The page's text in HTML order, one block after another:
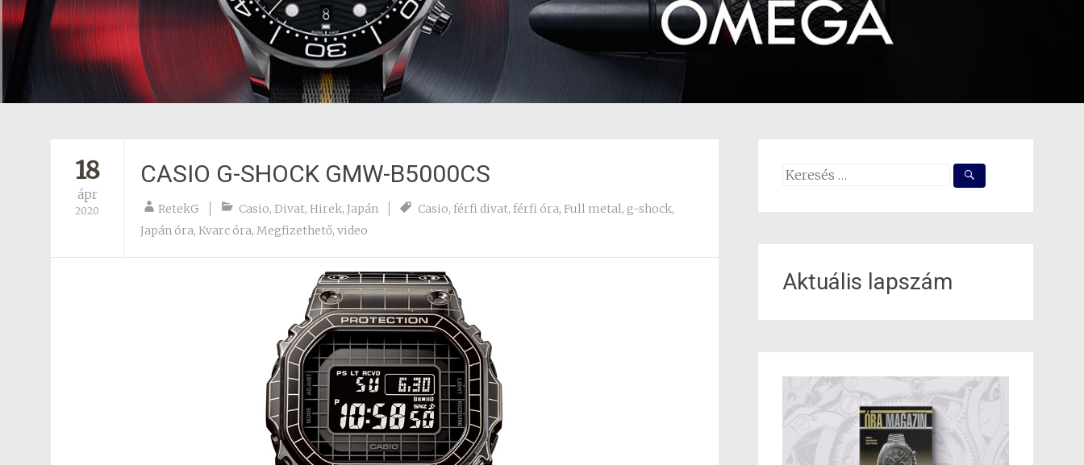
18
ápr
2020
CASIO G-SHOCK GMW-B5000CS
RetekG Casio, Divat, Hirek, Japán Casio, férfi divat, férfi óra, Full metal, g-shock,
Japán óra, Kvarc óra, Megfizethető, video
Search
Aktuális lapszám